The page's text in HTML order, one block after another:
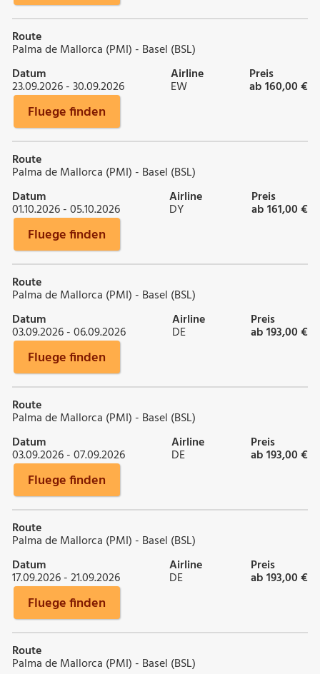
Route
Palma de Mallorca (PMI) - Basel (BSL)
Datum
23.09.2026 - 30.09.2026
Airline
EW
Preis
ab 160,00 €
Fluege finden
Route
Palma de Mallorca (PMI) - Basel (BSL)
Datum
01.10.2026 - 05.10.2026
Airline
DY
Preis
ab 161,00 €
Fluege finden
Route
Palma de Mallorca (PMI) - Basel (BSL)
Datum
03.09.2026 - 06.09.2026
Airline
DE
Preis
ab 193,00 €
Fluege finden
Route
Palma de Mallorca (PMI) - Basel (BSL)
Datum
03.09.2026 - 07.09.2026
Airline
DE
Preis
ab 193,00 €
Fluege finden
Route
Palma de Mallorca (PMI) - Basel (BSL)
Datum
17.09.2026 - 21.09.2026
Airline
DE
Preis
ab 193,00 €
Fluege finden
Route
Palma de Mallorca (PMI) - Basel (BSL)